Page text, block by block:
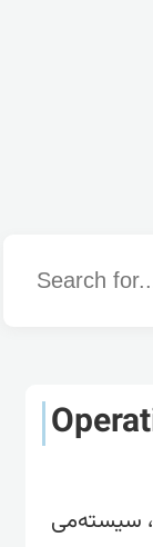
Word
سیسته‌می